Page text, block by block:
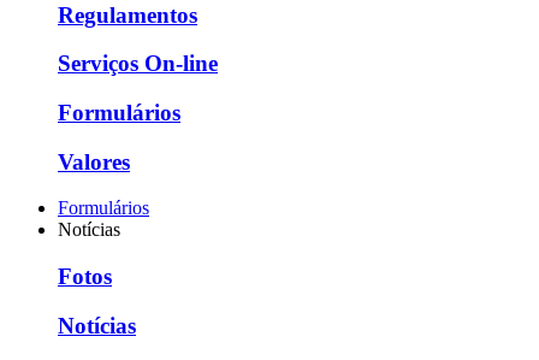
Regulamentos
Serviços On-line
Formulários
Valores
Formulários
Notícias
Fotos
Notícias